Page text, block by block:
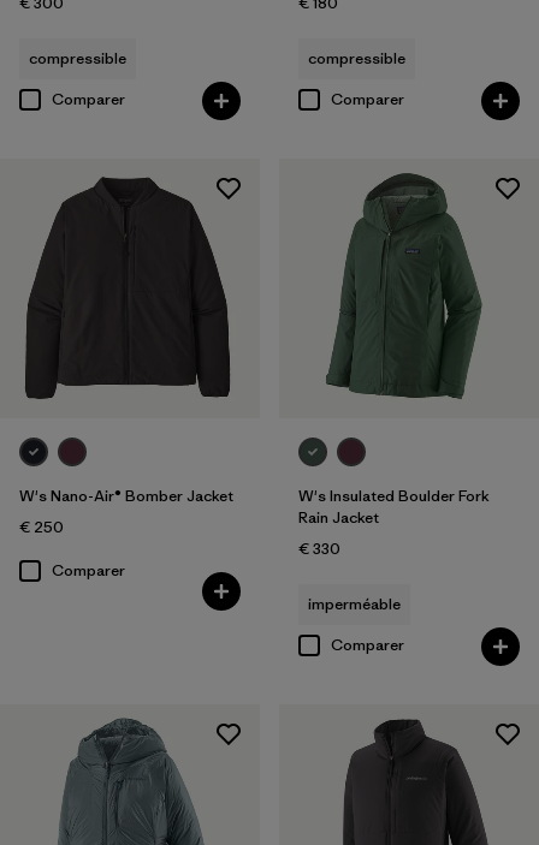
compressible
Comparer
compressible
Comparer
W's Nano-Air® Bomber Jacket
€ 250
Comparer
W's Insulated Boulder Fork
Rain Jacket
€ 330
imperméable
Comparer